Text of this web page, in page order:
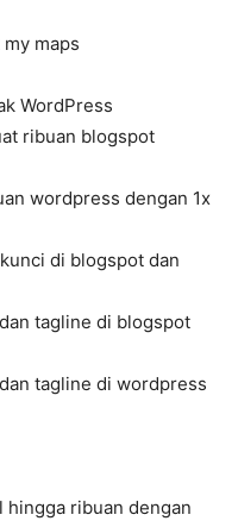
maps
WordPress
ribuan blogspot
wordpress dengan 1x
di blogspot dan
tagline di blogspot
tagline di wordpress
ribuan dengan